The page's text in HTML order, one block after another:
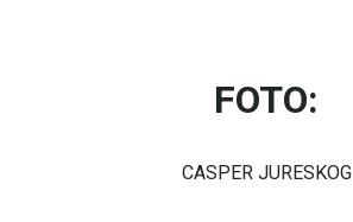
FOTO:
CASPER JURESKOG